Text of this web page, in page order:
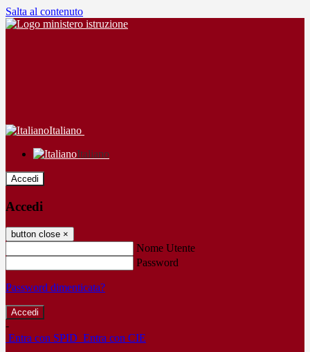
Salta al contenuto
Italiano
Italiano
Accedi
Accedi
button close ×
Nome Utente
Password
Password dimenticata?
-
Entra con SPID Entra con CIE